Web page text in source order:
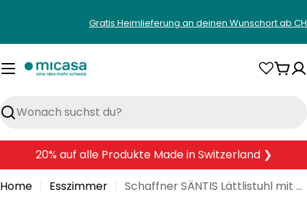
springen
Gratis Heimlieferung an deinen Wunschort ab
Suchen
20% auf alle Produkte Made in Switzerland ❯
Home
Esszimmer Schaffner SÄNTIS Lättlistuhl mit Armlehne